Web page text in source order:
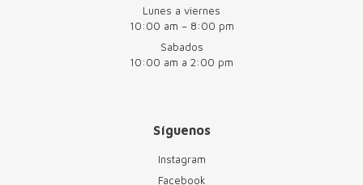
Lunes a viernes
10:00 am – 8:00 pm
Sabados
10:00 am a 2:00 pm
Síguenos
Instagram
Facebook